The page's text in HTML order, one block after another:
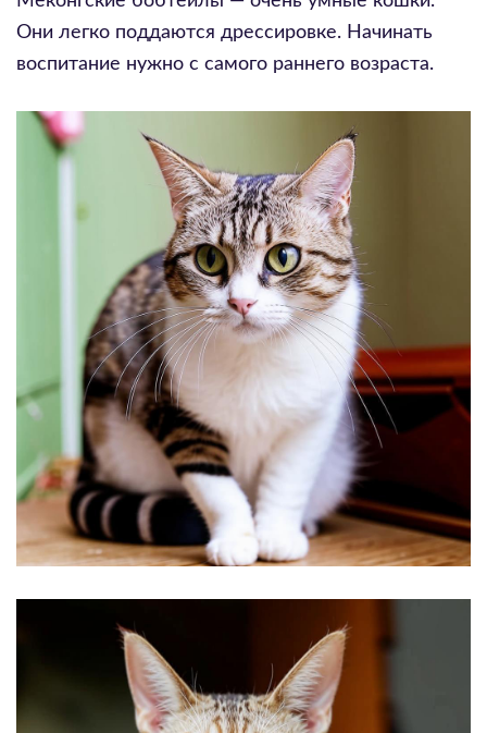
Они легко поддаются дрессировке. Начинать
воспитание нужно с самого раннего возраста.